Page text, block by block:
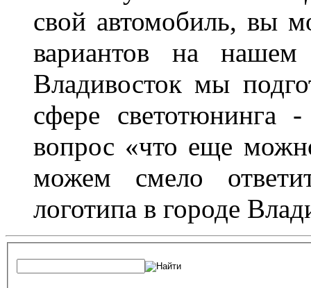
свой автомобиль, вы
вариантов на
Владивосток мы
сфере светотюнинга
вопрос «что еще
можем смело
логотипа в городе